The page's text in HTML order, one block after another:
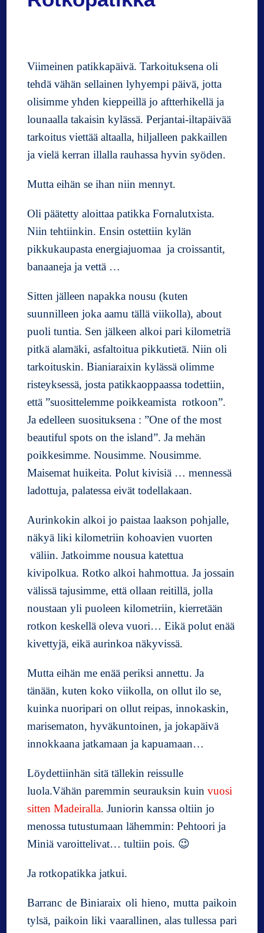
S
ó
l
e
r
A
i
s
a
o
a
!
Viimeinen patikkapäivä. Tarkoituksena oli
tehdä vähän sellainen lyhyempi päivä, jotta
olisimme yhden kieppeillä jo aftterhikellä ja
lounaalla takaisin kylässä. Perjantai-iltapäivää
tarkoitus viettää altaalla, hiljalleen pakkaillen
ja vielä kerran illalla rauhassa hyvin syöden.
Mutta eihän se ihan niin mennyt.
Oli päätetty aloittaa patikka Fornalutxista.
Niin tehtiinkin. Ensin ostettiin kylän
pikkukaupasta energiajuomaa ja croissantit,
banaaneja ja vettä …
Sitten jälleen napakka nousu (kuten
suunnilleen joka aamu tällä viikolla), about
puoli tuntia. Sen jälkeen alkoi pari kilometriä
pitkä alamäki, asfaltoitua pikkutietä. Niin oli
tarkoituskin. Bianiaraixin kylässä olimme
risteyksessä, josta patikkaoppaassa todettiin,
että ”suosittelemme poikkeamista rotkoon”.
Ja edelleen suosituksena : ”One of the most
beautiful spots on the island”. Ja mehän
poikkesimme. Nousimme. Nousimme.
Maisemat huikeita. Polut kivisiä … mennessä
ladottuja, palatessa eivät todellakaan.
Aurinkokin alkoi jo paistaa laakson pohjalle,
näkyä liki kilometriin kohoavien vuorten
väliin. Jatkoimme nousua katettua
kivipolkua. Rotko alkoi hahmottua. Ja jossain
välissä tajusimme, että ollaan reitillä, jolla
noustaan yli puoleen kilometriin, kierretään
rotkon keskellä oleva vuori… Eikä polut enää
kivettyjä, eikä aurinkoa näkyvissä.
Mutta eihän me enää periksi annettu. Ja
tänään, kuten koko viikolla, on ollut ilo se,
kuinka nuoripari on ollut reipas, innokaskin,
marisematon, hyväkuntoinen, ja jokapäivä
innokkaana jatkamaan ja kapuamaan…
Löydettiinhän sitä tällekin reissulle
luola.Vähän paremmin seurauksin kuinvuosi
sitten Madeiralla. Juniorin kanssa oltiin jo
menossa tutustumaan lähemmin: Pehtoori ja
Miniä varoittelivat… tultiin pois. 😉
Ja rotkopatikka jatkui.
Barranc de Biniaraix oli hieno, mutta paikoin
tylsä, paikoin liki vaarallinen, alas tullessa pari